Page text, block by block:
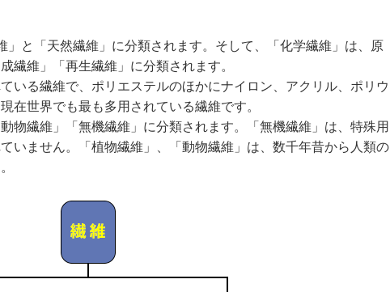
と「天然繊維」に分類されます。そして、「化学繊維」は、原
繊維」「再生繊維」に分類されます。
いる繊維で、ポリエステルのほかにナイロン、アクリル、ポリウ
在世界でも最も多用されている繊維です。
物繊維」「無機繊維」に分類されます。「無機繊維」は、特殊用
いません。「植物繊維」、「動物繊維」は、数千年昔から人類の